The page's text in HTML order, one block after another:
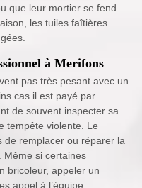
que leur mortier se fend.
les tuiles faîtières
à Merifons
pas très pesant avec un
cas il est payé par
de souvent inspecter sa
tempête violente. Le
de remplacer ou réparer la
Même si certaines
bricoleur, appeler un
appel à l’équipe